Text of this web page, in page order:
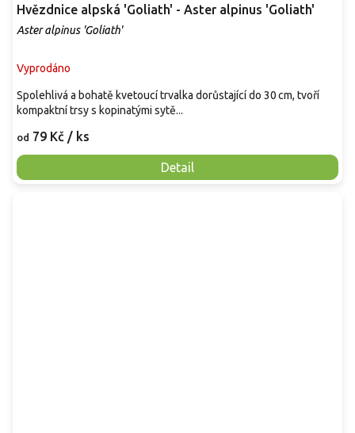
Hvězdnice alpská 'Goliath' - Aster alpinus 'Goliath'
Aster alpinus 'Goliath'
Vyprodáno
od 79 Kč / ks
Detail
Spolehlivá a bohatě kvetoucí trvalka dorůstající do 30 cm, tvoří
kompaktní trsy s kopinatými sytě...